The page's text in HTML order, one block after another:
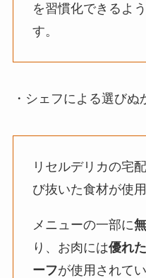
を習慣化できるよ
す。
・シェフによる選びぬ
リセルデリカの宅
び抜いた食材が使
メニューの一部に
り、お肉には優れ
ーフが使用されて